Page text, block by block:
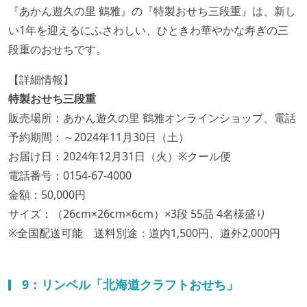
『あかん遊久の里 鶴雅』の『特製おせち三段重』は、新し
い1年を迎えるにふさわしい、ひときわ華やかな寿ぎの三
段重のおせちです。
【詳細情報】
特製おせち三段重
販売場所：あかん遊久の里 鶴雅オンラインショップ、電話
予約期間：～2024年11月30日（土）
お届け日：2024年12月31日（火）※クール便
電話番号：0154-67-4000
金額：50,000円
サイズ：（26cm×26cm×6cm）×3段 55品 4名様盛り
※全国配送可能 送料別途：道内1,500円、道外2,000円
9：リンベル「北海道クラフトおせち」